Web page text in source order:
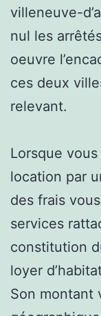
villeneuve-
nul les
oeuvre
ces deux
relevant.
Lorsque
location par
des frais
services
constitution
loyer
Son montant